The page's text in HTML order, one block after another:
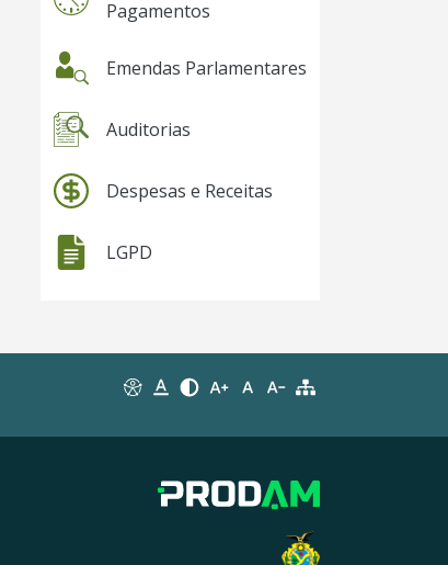
Pagamentos
Emendas Parlamentares
Auditorias
Despesas e Receitas
LGPD